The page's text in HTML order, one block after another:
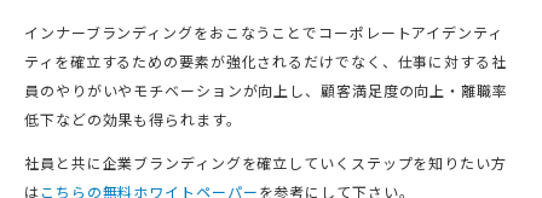
インナーブランディングをおこなうことでコーポレートアイデンティ
ティを確立するための要素が強化されるだけでなく、仕事に対する社
員のやりがいやモチベーションが向上し、顧客満足度の向上・離職率
低下などの効果も得られます。
社員と共に企業ブランディングを確立していくステップを知りたい方
は こちらの無料ホワイトペーパー を参考にして下さい。